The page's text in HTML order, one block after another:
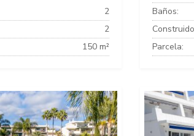
2
2
150 m²
Baños:
Parcela: